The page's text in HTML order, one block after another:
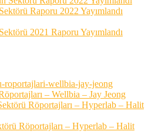
Raporu 2022 Yayımlandı
2021 Raporu Yayımlandı
– Wellbia – Jay Jeong
Röportajları – Hyperlab – Halit